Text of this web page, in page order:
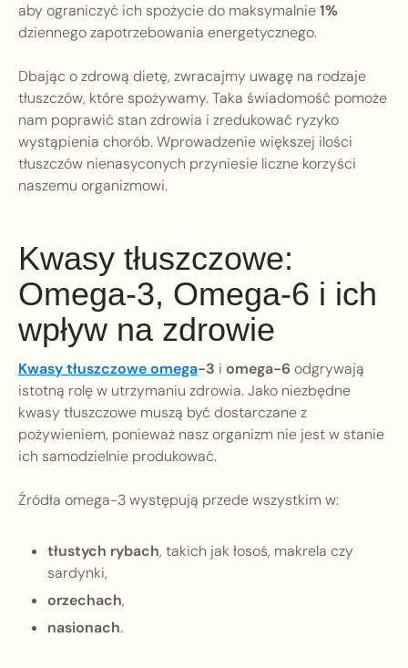
aby ograniczyć ich spożycie do maksymalnie1%
dziennego zapotrzebowania energetycznego.
Dbając o zdrową dietę, zwracajmy uwagę na rodzaje
tłuszczów, które spożywamy. Taka świadomość pomoże
nam poprawić stan zdrowia i zredukować ryzyko
wystąpienia chorób. Wprowadzenie większej ilości
tłuszczów nienasyconych przyniesie liczne korzyści
naszemu organizmowi.
Kwasy tłuszczowe:
Omega-3, Omega-6 i ich
wpływ na zdrowie
Kwasy tłuszczowe omega-3 i omega-6 odgrywają
istotną rolę w utrzymaniu zdrowia. Jako niezbędne
kwasy tłuszczowe muszą być dostarczane z
pożywieniem, ponieważ nasz organizm nie jest w stanie
ich samodzielnie produkować.
Źródła omega-3 występują przede wszystkim w:
tłustych rybach, takich jak łosoś, makrela czy
sardynki,
orzechach,
nasionach.